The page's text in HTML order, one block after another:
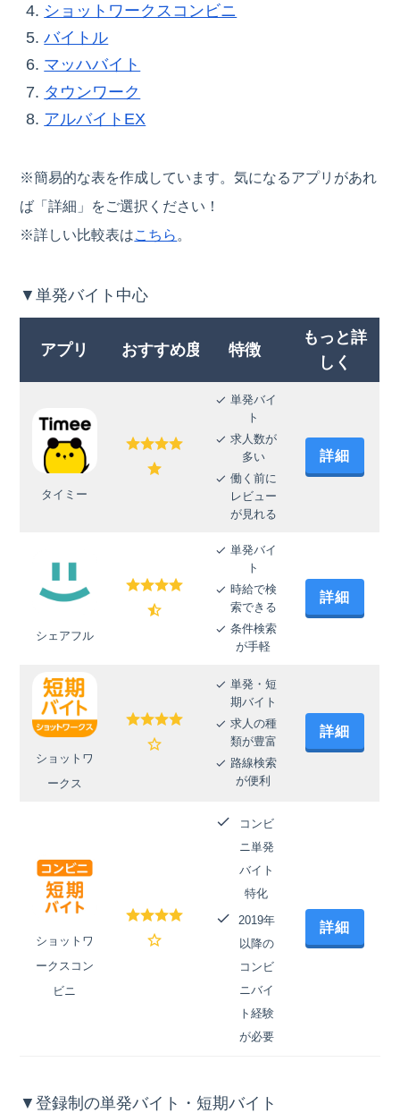
ショットワークスコンビニ
バイトル
マッハバイト
タウンワーク
アルバイトEX
※簡易的な表を作成しています。気になるアプリがあれ
ば「詳細」をご選択ください！
※詳しい比較表はこちら 。
▼単発バイト中心
アプリ おすすめ度 特徴
もっと詳
しく
タイミー
単発バイ
ト
求人数が
多い
働く前に
レビュー
が見れる
詳細
シェアフル
単発バイ
ト
時給で検
索できる
条件検索
が手軽
詳細
ショットワ
ークス
単発・短
期バイト
求人の種
類が豊富
路線検索
が便利
詳細
ショットワ
ークスコン
ビニ
コンビ
ニ単発
バイト
特化
2019年
以降の
コンビ
ニバイ
ト経験
が必要
詳細
▼登録制の単発バイト・短期バイト